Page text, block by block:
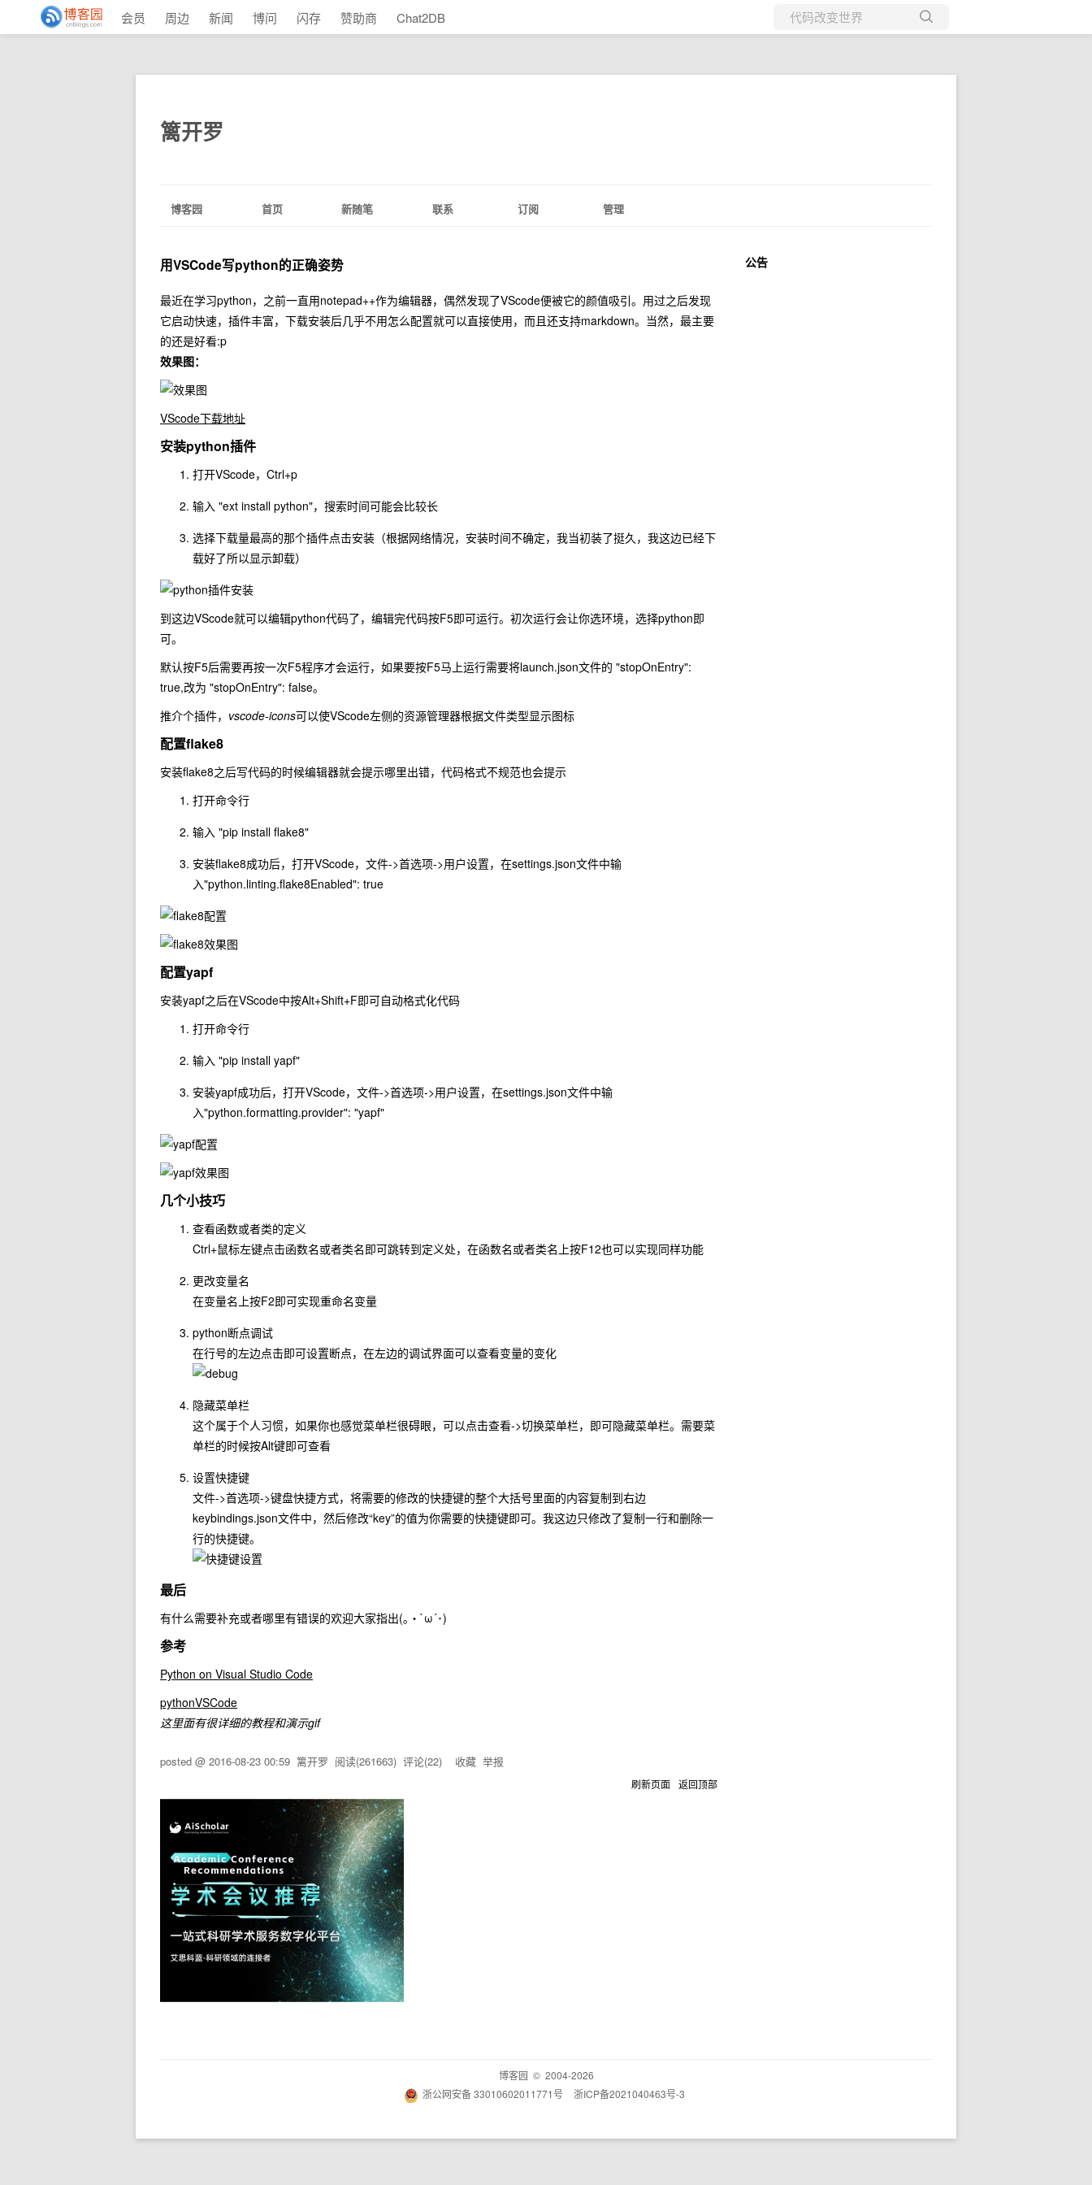
会员 周边 新闻 博问 闪存 赞助商 Chat2DB
当前博客
篱开罗
博客园 首页 新随笔 联系 订阅 管理
用VSCode写python的正确姿势
最近在学习python，之前一直用notepad++作为编辑器，偶然发现了VScode便被它的颜值吸引。用过之后发现
它启动快速，插件丰富，下载安装后几乎不用怎么配置就可以直接使用，而且还支持markdown。当然，最主要
的还是好看:p
效果图：
VScode下载地址
安装python插件
打开VScode，Ctrl+p
输入 "ext install python"，搜索时间可能会比较长
选择下载量最高的那个插件点击安装（根据网络情况，安装时间不确定，我当初装了挺久，我这边已经下
载好了所以显示卸载）
到这边VScode就可以编辑python代码了，编辑完代码按F5即可运行。初次运行会让你选环境，选择python即
可。
默认按F5后需要再按一次F5程序才会运行，如果要按F5马上运行需要将launch.json文件的 "stopOnEntry":
true,改为 "stopOnEntry": false。
推介个插件， vscode-icons可以使VScode左侧的资源管理器根据文件类型显示图标
配置flake8
安装flake8之后写代码的时候编辑器就会提示哪里出错，代码格式不规范也会提示
打开命令行
输入 "pip install flake8"
安装flake8成功后，打开VScode，文件->首选项->用户设置，在settings.json文件中输
入"python.linting.flake8Enabled": true
配置yapf
安装yapf之后在VScode中按Alt+Shift+F即可自动格式化代码
打开命令行
输入 "pip install yapf"
安装yapf成功后，打开VScode，文件->首选项->用户设置，在settings.json文件中输
入"python.formatting.provider": "yapf"
几个小技巧
查看函数或者类的定义
Ctrl+鼠标左键点击函数名或者类名即可跳转到定义处，在函数名或者类名上按F12也可以实现同样功能
更改变量名
在变量名上按F2即可实现重命名变量
python断点调试
在行号的左边点击即可设置断点，在左边的调试界面可以查看变量的变化
隐藏菜单栏
这个属于个人习惯，如果你也感觉菜单栏很碍眼，可以点击查看->切换菜单栏，即可隐藏菜单栏。需要菜
单栏的时候按Alt键即可查看
设置快捷键
文件->首选项->键盘快捷方式，将需要的修改的快捷键的整个大括号里面的内容复制到右边
keybindings.json文件中，然后修改“key”的值为你需要的快捷键即可。我这边只修改了复制一行和删除一
行的快捷键。
最后
有什么需要补充或者哪里有错误的欢迎大家指出(｡・`ω´･)
参考
Python on Visual Studio Code
pythonVSCode
这里面有很详细的教程和演示gif
posted @ 2016-08-23 00:59 篱开罗 阅读(261663) 评论(22) 收藏 举报
刷新页面 返回顶部
公告
博客园 © 2004-2026
浙公网安备 33010602011771号
浙ICP备2021040463号-3